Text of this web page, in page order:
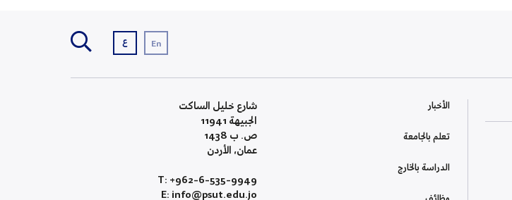
En ع
الأخبار
تعلم بالجامعة
الدراسة بالخارج
شارع خليل الساكت
الجبيهة 11941
ص. ب 1438
عمان، الأردن
T: +962-6-535-9949
E: info@psut.edu.jo